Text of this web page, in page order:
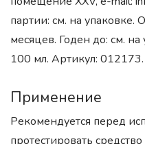
партии: см. на упаковке.
месяцев. Годен до: см.
100 мл. Артикул:
Применение
Рекомендуется перед
протестировать